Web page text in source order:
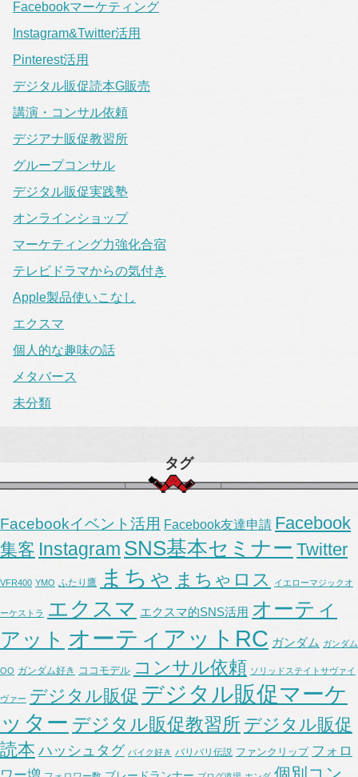
Facebookマーケティング
Instagram&Twitter活用
Pinterest活用
デジタル販促読本G販売
講演・コンサル依頼
デジアナ販促教習所
グループコンサル
デジタル販促実践塾
オンラインショップ
マーケティング力強化合宿
テレビドラマからの気付き
Apple製品使いこなし
エクスマ
個人的な趣味の話
メタバース
未分類
タグ
Facebookイベント活用 Facebook友達申請 Facebook
集客 Instagram SNS基本セミナー Twitter
VFR400 YMO ふたり鷹 まちゃ まちゃロス イエローマジックオ
ーケストラ エクスマ エクスマ的SNS活用 オーティ
アット オーティアットRC ガンダム ガンダム
OO ガンダム好き ココモデル コンサル依頼 ソリッドステイトサヴァイ
ヴァー デジタル販促 デジタル販促マーケ
ッター デジタル販促教習所 デジタル販促
読本 ハッシュタグ バイク好き バリバリ伝説 ファンクリップ フォロ